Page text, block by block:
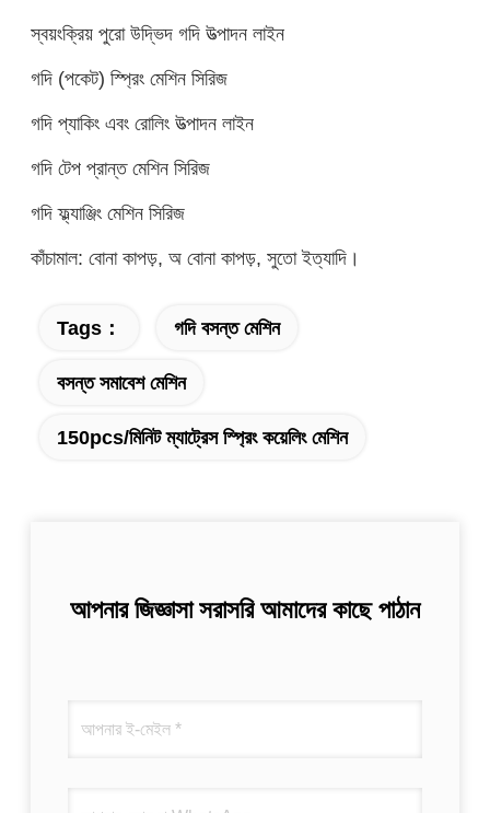
স্বয়ংক্রিয় পুরো উদ্ভিদ গদি উত্পাদন লাইন
গদি (পকেট) স্প্রিং মেশিন সিরিজ
গদি প্যাকিং এবং রোলিং উত্পাদন লাইন
গদি টেপ প্রান্ত মেশিন সিরিজ
গদি ফ্ল্যাঞ্জিং মেশিন সিরিজ
কাঁচামাল: বোনা কাপড়, অ বোনা কাপড়, সুতো ইত্যাদি।
Tags： গদি বসন্ত মেশিন
বসন্ত সমাবেশ মেশিন
150pcs/মিনিট ম্যাট্রেস স্প্রিং কয়েলিং মেশিন
আপনার জিজ্ঞাসা সরাসরি আমাদের কাছে পাঠান